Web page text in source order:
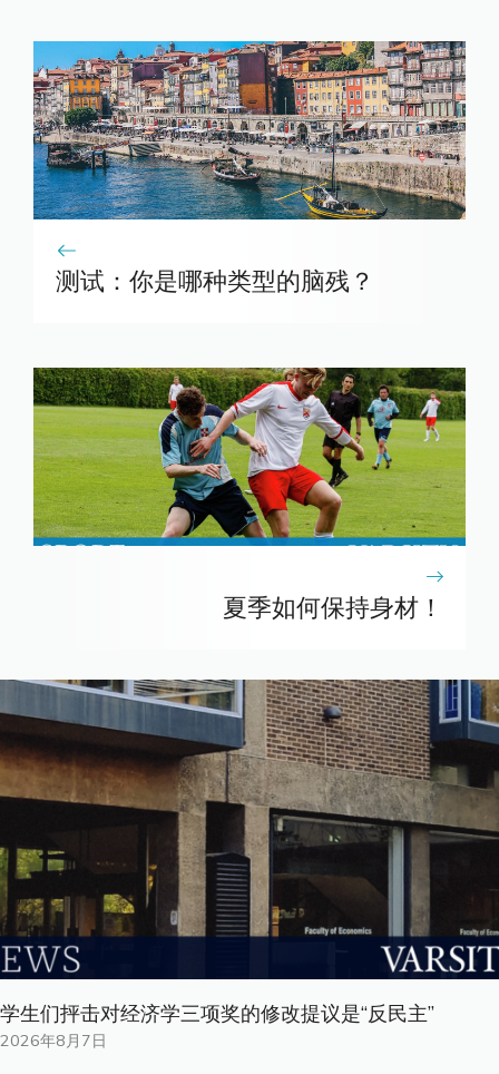
测试：你是哪种类型的脑残？
夏季如何保持身材！
学生们抨击对经济学三项奖的修改提议是“反民主”
2026年8月7日